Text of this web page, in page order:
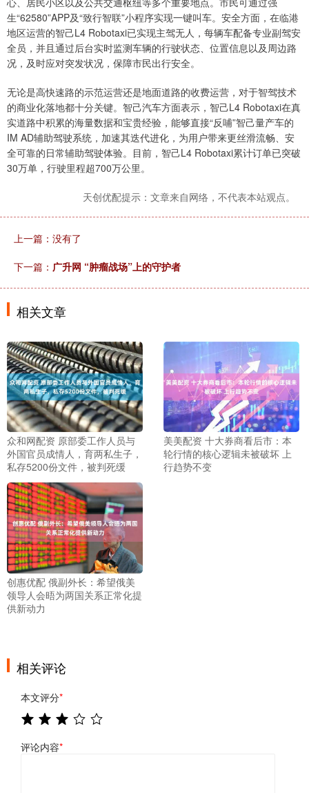
生“62580”APP及“致行智联”小程序实现一键叫车。安全方面，在临港
地区运营的智己L4 Robotaxi已实现主驾无人，每辆车配备专业副驾安
全员，并且通过后台实时监测车辆的行驶状态、位置信息以及周边路
况，及时应对突发状况，保障市民出行安全。
无论是高快速路的示范运营还是地面道路的收费运营，对于智驾技术
的商业化落地都十分关键。智己汽车方面表示，智己L4 Robotaxi在真
实道路中积累的海量数据和宝贵经验，能够直接“反哺”智己量产车的
IM AD辅助驾驶系统，加速其迭代进化，为用户带来更丝滑流畅、安
全可靠的日常辅助驾驶体验。目前，智己L4 Robotaxi累计订单已突破
30万单，行驶里程超700万公里。
天创优配提示：文章来自网络，不代表本站观点。
上一篇：没有了
下一篇： 广升网 “肿瘤战场”上的守护者
相关文章
众和网配资 原部委工作人员与
外国官员成情人，育两私生子，
私存5200份文件，被判死缓
美美配资 十大券商看后市：本
轮行情的核心逻辑未被破坏 上
行趋势不变
创惠优配 俄副外长：希望俄美
领导人会晤为两国关系正常化提
供新动力
相关评论
本文评分*
评论内容*